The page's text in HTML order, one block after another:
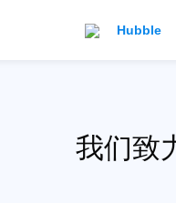
Hubble
我们致